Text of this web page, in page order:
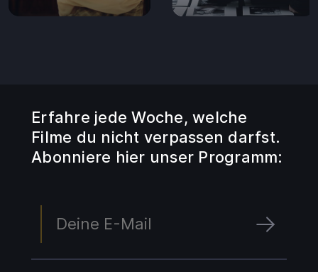
Erfahre jede Woche, welche
Filme du nicht verpassen darfst.
Abonniere hier unser Programm: